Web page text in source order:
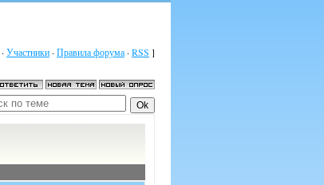
· Участники · Правила форума · RSS ]